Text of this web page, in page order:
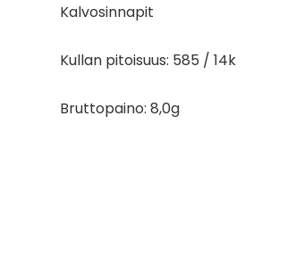
Kalvosinnapit
Kullan pitoisuus: 585 / 14k
Bruttopaino: 8,0g